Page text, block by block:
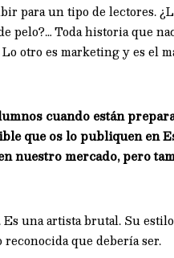
para un tipo de lectores.
pelo?… Toda historia que
otro es marketing y es el
cuando están
que os lo publiquen en
nuestro mercado, pero
una artista brutal. Su
que debería ser.